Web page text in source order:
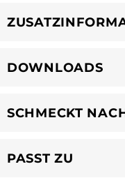
DOWNLOADS
SCHMECKT
PASST ZU